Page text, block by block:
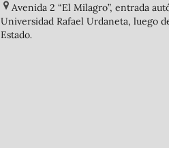
Avenida 2 “El Milagro”, entrada
Universidad Rafael Urdaneta, luego
Estado.